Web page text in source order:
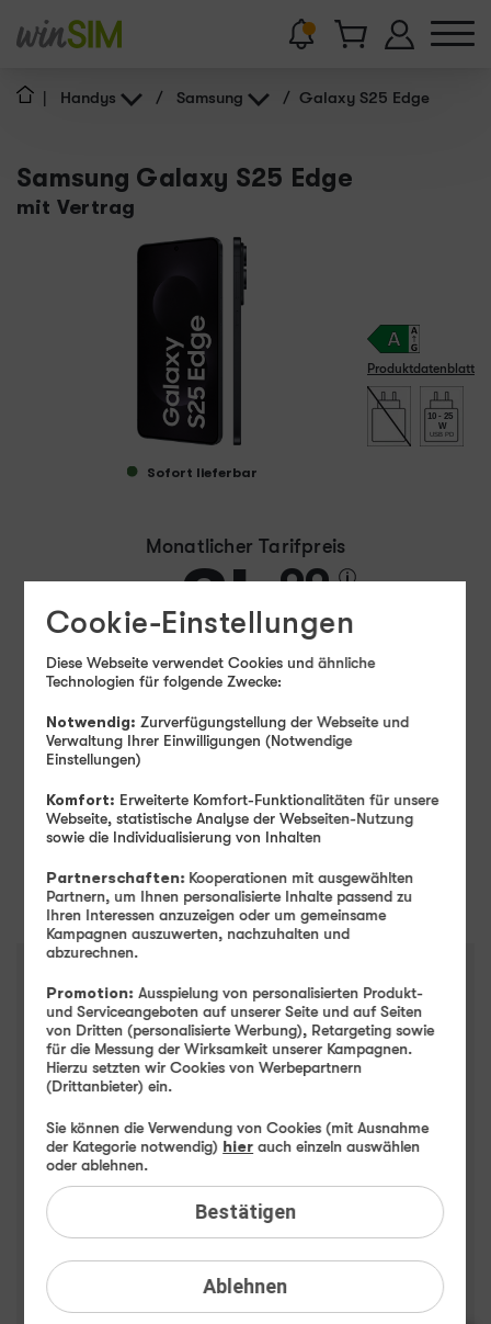
Handys / Samsung / Galaxy S25 Edge
Samsung Galaxy S25 Edge
mit Vertrag
Sofort lieferbar
Produktdatenblatt
10 - 25
W
USB PD
Monatlicher Tarifpreis
Ab 3499
€ mtl.
Farbe -Jet Black
256 GB
Weiter
Samsung Galaxy S25 Edge
Highlights
Cookie-Einstellungen
Diese Webseite verwendet Cookies und ähnliche
Technologien für folgende Zwecke:
Notwendig: Zurverfügungstellung der Webseite und
Verwaltung Ihrer Einwilligungen (Notwendige
Einstellungen)
Komfort: Erweiterte Komfort-Funktionalitäten für unsere
Webseite, statistische Analyse der Webseiten-Nutzung
sowie die Individualisierung von Inhalten
Partnerschaften: Kooperationen mit ausgewählten
Partnern, um Ihnen personalisierte Inhalte passend zu
Ihren Interessen anzuzeigen oder um gemeinsame
Kampagnen auszuwerten, nachzuhalten und
abzurechnen.
Promotion: Ausspielung von personalisierten Produkt-
und Serviceangeboten auf unserer Seite und auf Seiten
von Dritten (personalisierte Werbung), Retargeting sowie
für die Messung der Wirksamkeit unserer Kampagnen.
Hierzu setzten wir Cookies von Werbepartnern
(Drittanbieter) ein.
Ablehnen
Sie können die Verwendung von Cookies (mit Ausnahme
der Kategorie notwendig) hier auch einzeln auswählen
oder ablehnen.
Bestätigen